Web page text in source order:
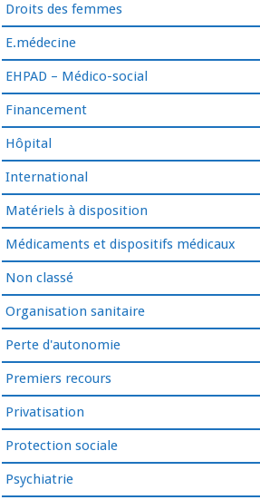
Droits des femmes
E.médecine
EHPAD – Médico-social
Financement
Hôpital
International
Matériels à disposition
Médicaments et dispositifs médicaux
Non classé
Organisation sanitaire
Perte d'autonomie
Premiers recours
Privatisation
Protection sociale
Psychiatrie